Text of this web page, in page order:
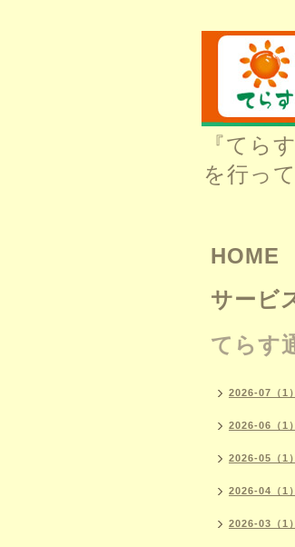
『てら
を行っ
HOME
サービ
てらす
2026-07（1）
2026-06（1）
2026-05（1）
2026-04（1）
2026-03（1）